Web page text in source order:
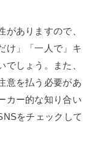
ありますので、
け」「一人で」キ
でしょう。また、
意を払う必要があ
カー的な知り合い
をチェックして